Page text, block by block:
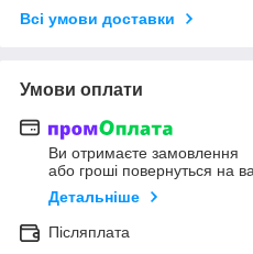
Всі умови доставки
Умови оплати
Ви отримаєте замовлення
або гроші повернуться на
Детальніше
Післяплата